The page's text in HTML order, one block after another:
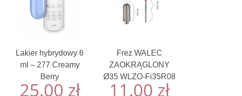
Lakier hybrydowy 6
ml – 277 Creamy
Berry
25.00 zł
Frez WALEC
ZAOKRĄGLONY
Ø35 WLZO-Fi35R08
11.00 zł